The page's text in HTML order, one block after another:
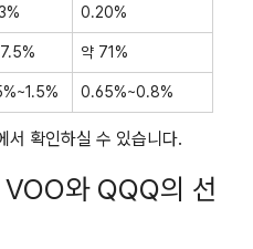
0.20%
약 71%
0.65%~0.8%
확인하실 수 있습니다.
와 QQQ의 선